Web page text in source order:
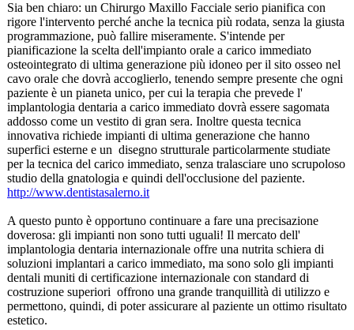
Sia ben chiaro: un Chirurgo Maxillo Facciale serio pianifica con
rigore l'intervento perché anche la tecnica più rodata, senza la giusta
programmazione, può fallire miseramente. S'intende per
pianificazione la scelta dell'impianto orale a carico immediato
osteointegrato di ultima generazione più idoneo per il sito osseo nel
cavo orale che dovrà accoglierlo, tenendo sempre presente che ogni
paziente è un pianeta unico, per cui la terapia che prevede l'
implantologia dentaria a carico immediato dovrà essere sagomata
addosso come un vestito di gran sera. Inoltre questa tecnica
innovativa richiede impianti di ultima generazione che hanno
superfici esterne e un disegno strutturale particolarmente studiate
per la tecnica del carico immediato, senza tralasciare uno scrupoloso
studio della gnatologia e quindi dell'occlusione del paziente.
http://www.dentistasalerno.it
A questo punto è opportuno continuare a fare una precisazione
doverosa: gli impianti non sono tutti uguali! Il mercato dell'
implantologia dentaria internazionale offre una nutrita schiera di
soluzioni implantari a carico immediato, ma sono solo gli impianti
dentali muniti di certificazione internazionale con standard di
costruzione superiori offrono una grande tranquillità di utilizzo e
permettono, quindi, di poter assicurare al paziente un ottimo risultato
estetico.